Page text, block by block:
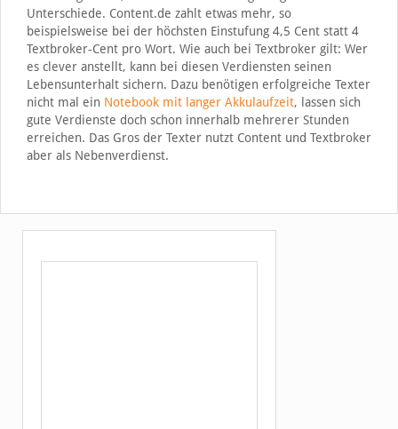
Unterschiede. Content.de zahlt etwas mehr, so
beispielsweise bei der höchsten Einstufung 4,5 Cent statt 4
Textbroker-Cent pro Wort. Wie auch bei Textbroker gilt: Wer
es clever anstellt, kann bei diesen Verdiensten seinen
Lebensunterhalt sichern. Dazu benötigen erfolgreiche Texter
nicht mal ein Notebook mit langer Akkulaufzeit, lassen sich
gute Verdienste doch schon innerhalb mehrerer Stunden
erreichen. Das Gros der Texter nutzt Content und Textbroker
aber als Nebenverdienst.